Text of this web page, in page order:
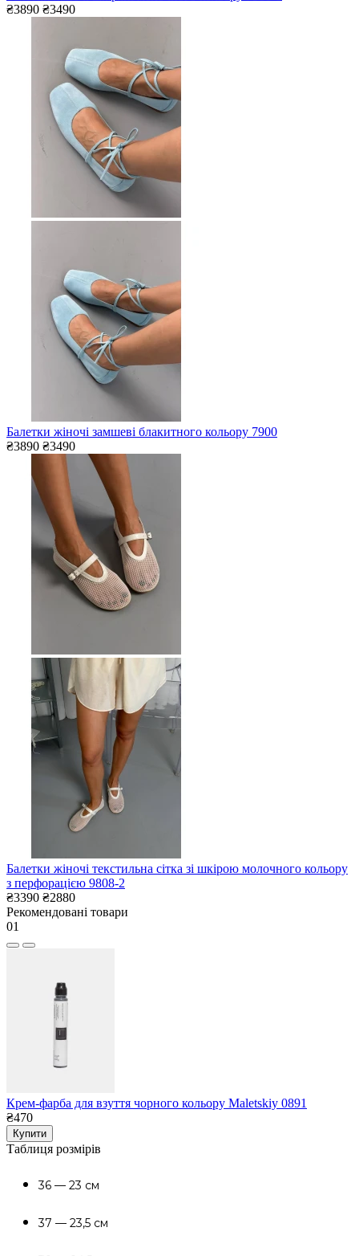
₴3890 ₴3490
Балетки жіночі замшеві блакитного кольору 7900
₴3890 ₴3490
Балетки жіночі текстильна сітка зі шкірою молочного кольору
з перфорацією 9808-2
₴3390 ₴2880
Рекомендовані товари
01
Крем-фарба для взуття чорного кольору Maletskiy 0891
₴470
Купити
Таблиця розмірів
36 — 23 см
37 — 23,5 см